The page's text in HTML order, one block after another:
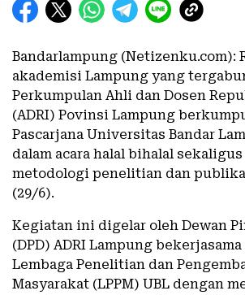
Bandarlampung (Netizenku.com):
akademisi Lampung yang
Perkumpulan Ahli dan Dosen
(ADRI) Povinsi Lampung
Pascarjana Universitas Bandar
dalam acara halal bihalal
metodologi penelitian dan
(29/6).
Kegiatan ini digelar oleh Dewan
(DPD) ADRI Lampung
Lembaga Penelitian dan
Masyarakat (LPPM) UBL dengan